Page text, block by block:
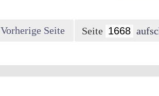
Vorherige Seite Seite